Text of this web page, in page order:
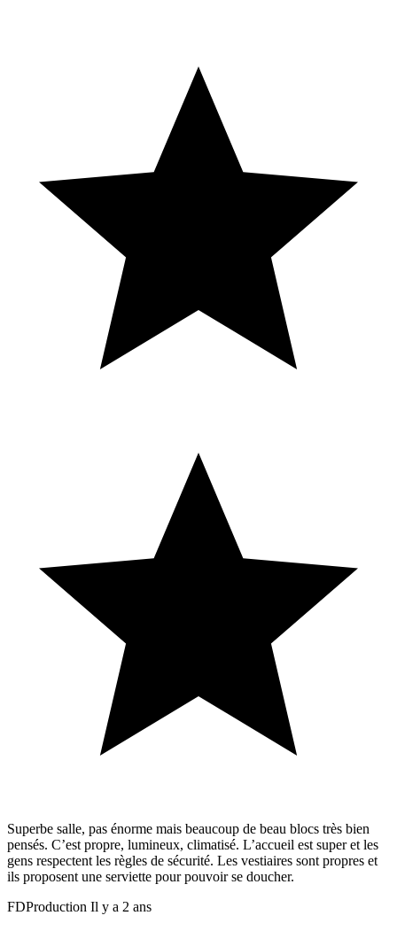
Superbe salle, pas énorme mais beaucoup de beau blocs très bien
pensés. C’est propre, lumineux, climatisé. L’accueil est super et les
gens respectent les règles de sécurité. Les vestiaires sont propres et
ils proposent une serviette pour pouvoir se doucher.
FDProduction Il y a 2 ans